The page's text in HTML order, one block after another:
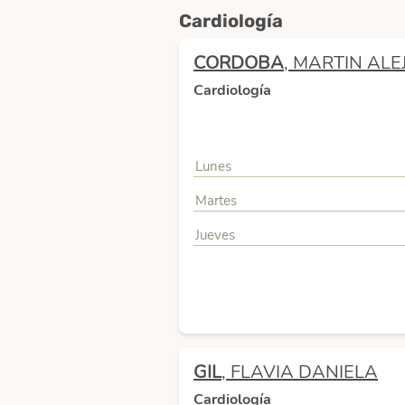
Cardiología
CORDOBA, MARTIN
Cardiología
Lunes
Martes
Jueves
GIL, FLAVIA DANIELA
Cardiología